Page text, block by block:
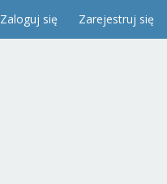
Zaloguj się Zarejestruj się